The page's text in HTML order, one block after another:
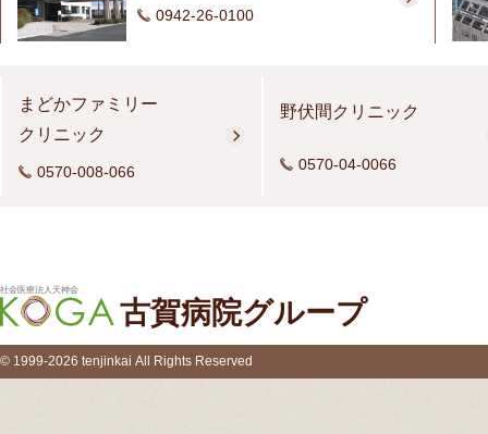
0942-26-0100
まどかファミリー
クリニック
0570-008-066
野伏間クリニック
0570-04-0066
社会医療法人天神会
古賀病院グループ
© 1999-2026 tenjinkai All Rights Reserved